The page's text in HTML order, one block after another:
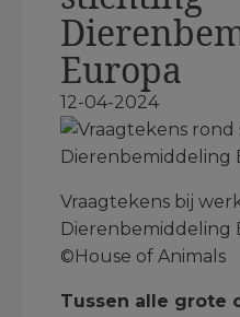
Europa
12-04-2024
Vraagtekens bij
Dierenbemiddeling
©House of Animals
Tussen alle grote